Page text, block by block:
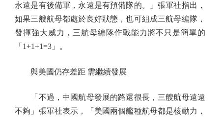
永遠是有後備軍，永遠是有預備隊的。」張軍社指出，
如果三艘航母都處於良好狀態，也可組成三航母編隊，
發揮強大威力，三航母編隊作戰能力將不只是簡單的
「1+1+1=3」。
與美國仍存差距 需繼續發展
「不過，中國航母發展的路還很長，三艘航母遠遠
不夠」張軍社表示，「美國兩個艦種航母都是核動力，